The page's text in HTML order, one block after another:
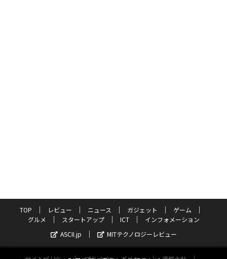
TOP レビュー ニュース ガジェット
ゲーム
グルメ
スタートアップ ICT
インフォメーション
ASCII.jp
MITテクノロジーレビュー